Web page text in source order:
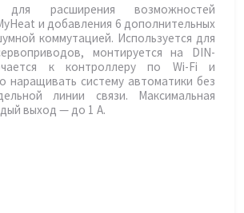
для расширения возможностей
и добавления 6 дополнительных
коммутацией. Используется для
монтируется на DIN-
к контроллеру по Wi-Fi и
наращивать систему автоматики без
линии связи. Максимальная
выход — до 1 А.